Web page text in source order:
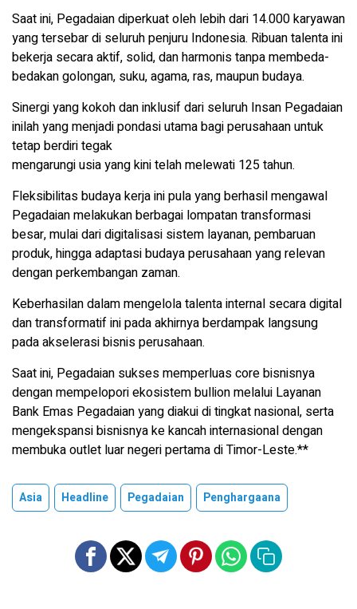
Saat ini, Pegadaian diperkuat oleh lebih dari 14.000 karyawan
yang tersebar di seluruh penjuru Indonesia. Ribuan talenta ini
bekerja secara aktif, solid, dan harmonis tanpa membeda-
bedakan golongan, suku, agama, ras, maupun budaya.
Sinergi yang kokoh dan inklusif dari seluruh Insan Pegadaian
inilah yang menjadi pondasi utama bagi perusahaan untuk
tetap berdiri tegak
mengarungi usia yang kini telah melewati 125 tahun.
Fleksibilitas budaya kerja ini pula yang berhasil mengawal
Pegadaian melakukan berbagai lompatan transformasi
besar, mulai dari digitalisasi sistem layanan, pembaruan
produk, hingga adaptasi budaya perusahaan yang relevan
dengan perkembangan zaman.
Keberhasilan dalam mengelola talenta internal secara digital
dan transformatif ini pada akhirnya berdampak langsung
pada akselerasi bisnis perusahaan.
Saat ini, Pegadaian sukses memperluas core bisnisnya
dengan mempelopori ekosistem bullion melalui Layanan
Bank Emas Pegadaian yang diakui di tingkat nasional, serta
mengekspansi bisnisnya ke kancah internasional dengan
membuka outlet luar negeri pertama di Timor-Leste.**
Asia Headline Pegadaian Penghargaana